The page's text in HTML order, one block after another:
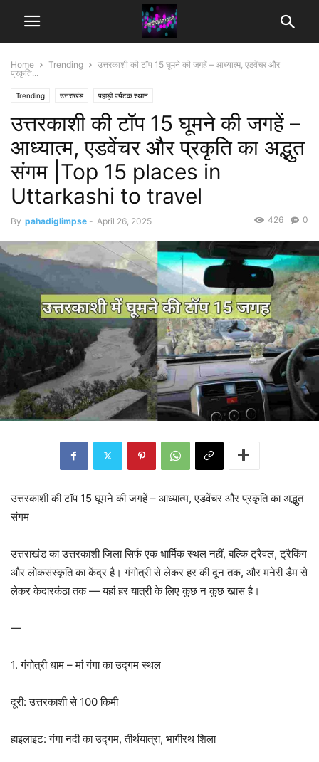
Home Trending
उत्तरकाशी की टॉप 15 घूमने की जगहें – आध्यात्म, एडवेंचर और
प्रकृति...
Trending उत्तराखंड पहाड़ी पर्यटक स्थान
उत्तरकाशी की टॉप 15 घूमने की जगहें –
आध्यात्म, एडवेंचर और प्रकृति का अद्भुत
संगम |Top 15 places in
Uttarkashi to travel
By pahadiglimpse - April 26, 2025 0
426
उत्तरकाशी की टॉप 15 घूमने की जगहें – आध्यात्म, एडवेंचर और प्रकृति का अद्भुत
संगम
उत्तराखंड का उत्तरकाशी जिला सिर्फ एक धार्मिक स्थल नहीं, बल्कि ट्रैवल, ट्रैकिंग
और लोकसंस्कृति का केंद्र है। गंगोत्री से लेकर हर की दून तक, और मनेरी डैम से
लेकर केदारकंठा तक — यहां हर यात्री के लिए कुछ न कुछ खास है।
—
1. गंगोत्री धाम – मां गंगा का उद्गम स्थल
दूरी: उत्तरकाशी से 100 किमी
हाइलाइट: गंगा नदी का उद्गम, तीर्थयात्रा, भागीरथ शिला